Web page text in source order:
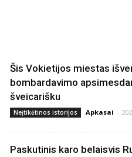
Šis Vokietijos miestas
bombardavimo
šveicarišku
Neįtikėtinos istorijos Apkasai -
Paskutinis karo belaisvis